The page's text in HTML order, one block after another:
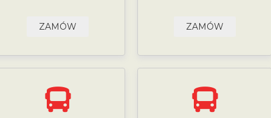
ZAMÓW ZAMÓW